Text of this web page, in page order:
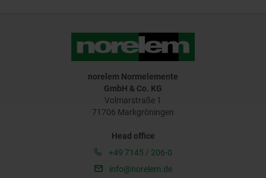
norelem Normelemente
GmbH & Co. KG
Volmarstraße 1
71706 Markgröningen
Head office
+49 7145 / 206-0
info@norelem.de